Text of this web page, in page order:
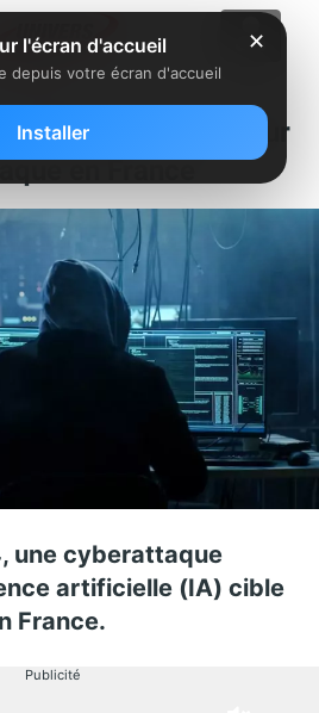
artificielle au cœur
en France
une cyberattaque
artificielle (IA) cible
France.
Publicité
✕
l'écran d'accueil
depuis votre écran d'accueil
Installer